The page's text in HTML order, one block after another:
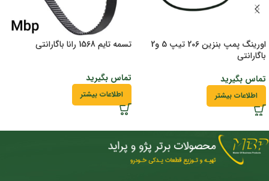
اورینگ پمپ بنزین 206 تیپ 5 و2
باگارانتی
تماس بگیرید
اطلاعات بیشتر
تسمه تایم 1568 رانا باگارانتی
تماس بگیرید
اطلاعات بیشتر